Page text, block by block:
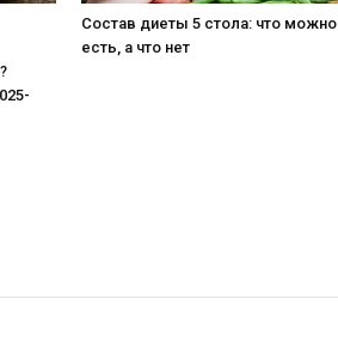
Состав диеты 5 стола: что можно
есть, а что нет